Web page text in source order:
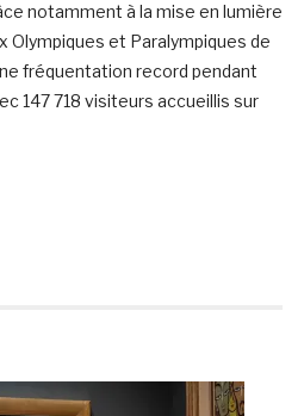
notamment à la mise en lumière
Olympiques et Paralympiques de
fréquentation record pendant
147 718 visiteurs accueillis sur